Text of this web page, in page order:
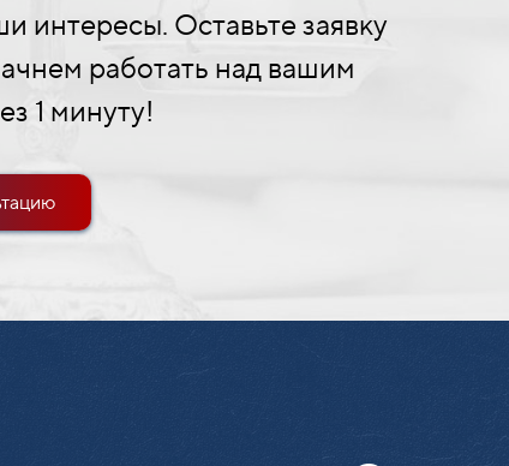
интересы. Оставьте заявку
работать над вашим
1 минуту!